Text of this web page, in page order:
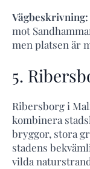
Vägbeskrivning:
mot
men platsen är
5.
Ribersborg i
kombinera
bryggor, stora
stadens
vilda